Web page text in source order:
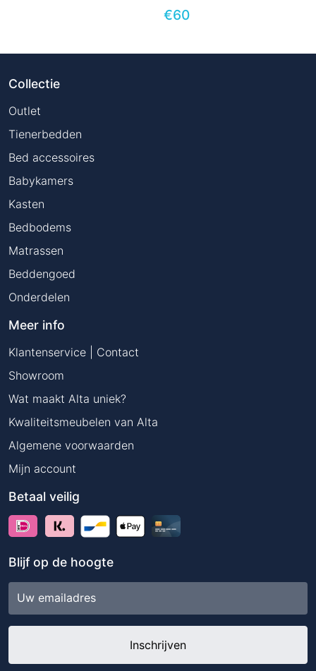
€60
Collectie
Outlet
Tienerbedden
Bed accessoires
Babykamers
Kasten
Bedbodems
Matrassen
Beddengoed
Onderdelen
Meer info
Klantenservice | Contact
Showroom
Wat maakt Alta uniek?
Kwaliteitsmeubelen van Alta
Algemene voorwaarden
Mijn account
Betaal veilig
Blijf op de hoogte
mailadres